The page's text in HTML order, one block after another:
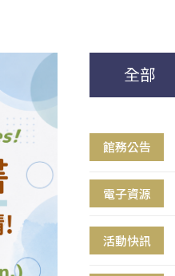
全部
館務公告
電子資源
活動快訊